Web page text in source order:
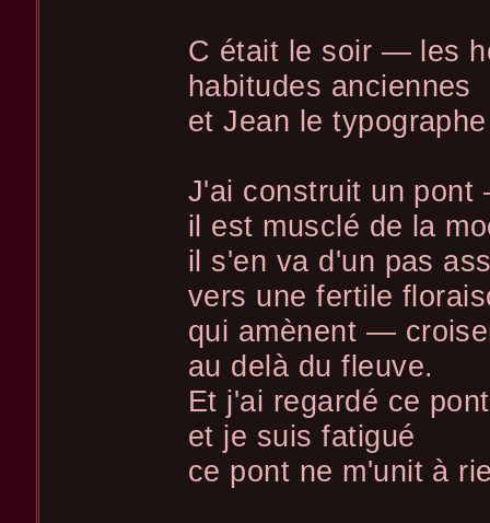
C était le soir — les
habitudes anciennes
et Jean le
J'ai construit un
il est musclé de la
il s'en va d'un pas
vers une fertile
qui amènent —
au delà du fleuve.
Et j'ai regardé ce
et je suis fatigué
ce pont ne m'unit à